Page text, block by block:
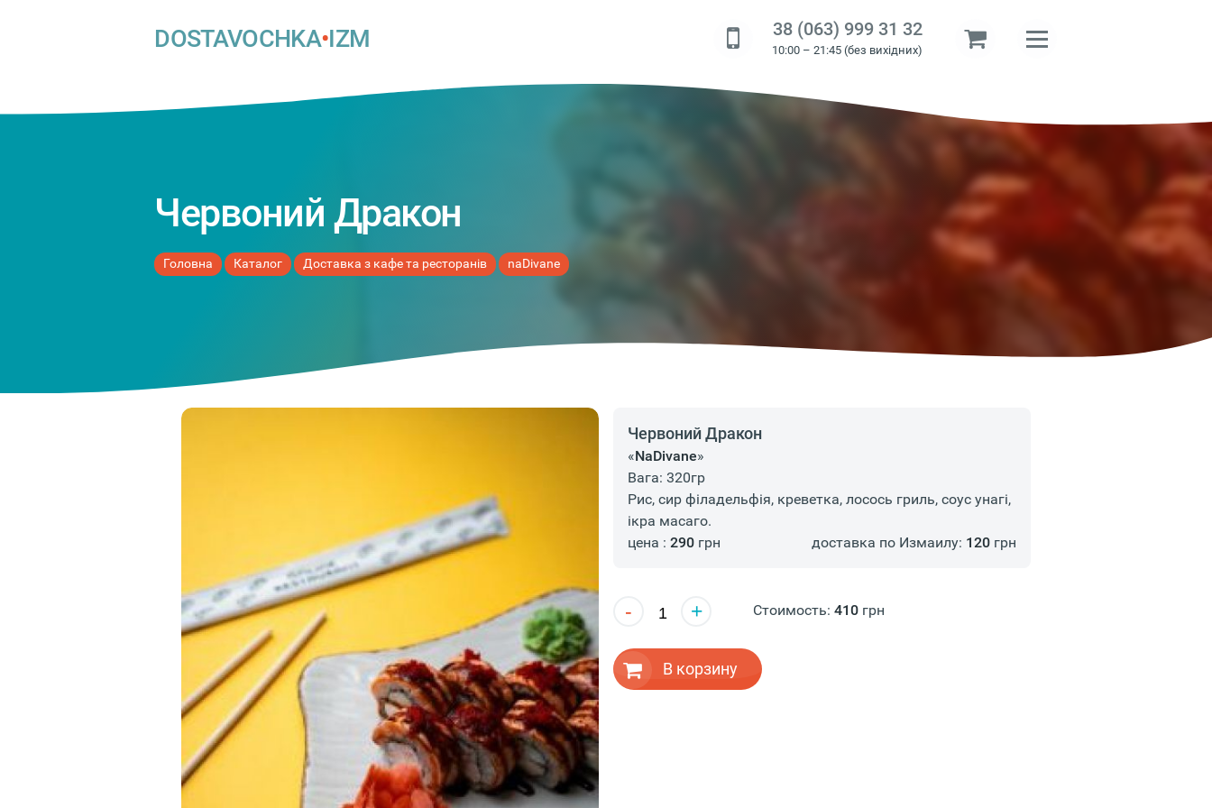
DOSTAVOCHKA•IZM 38 (063) 999 31 32
10:00 – 21:45 (без вихідних)
Червоний Дракон
Головна Каталог Доставка з кафе та ресторанів naDivane
Червоний Дракон
«NaDivane»
Вага: 320гр
Рис, сир філадельфія, креветка, лосось гриль, соус унагі,
ікра масаго.
цена : 290грн доставка по Измаилу: 120грн
- + Стоимость: 410грн
В корзину